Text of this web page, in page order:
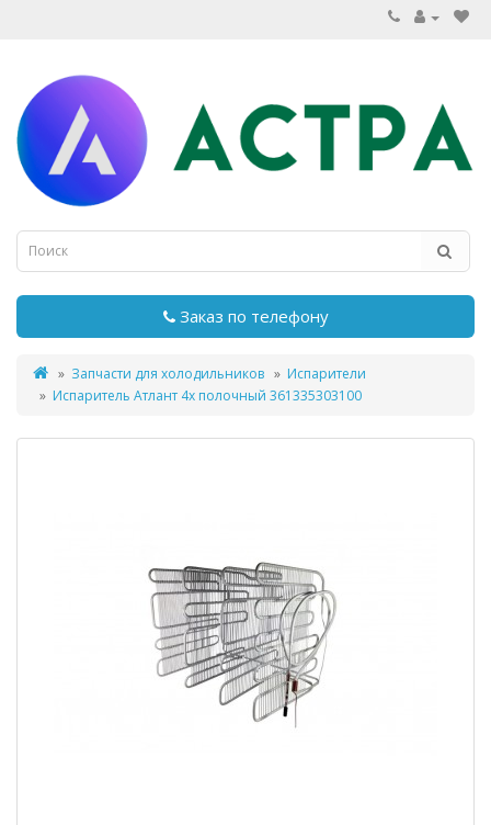
Заказ по телефону
Запчасти для холодильников
Испарители
Испаритель Атлант 4х полочный 361335303100